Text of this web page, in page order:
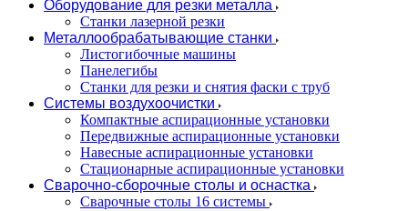
Оборудование для резки металла
Станки лазерной резки
Металлообрабатывающие станки
Листогибочные машины
Панелегибы
Станки для резки и снятия фаски с труб
Системы воздухоочистки
Компактные аспирационные установки
Передвижные аспирационные установки
Навесные аспирационные установки
Стационарные аспирационные установки
Сварочно-сборочные столы и оснастка
Сварочные столы 16 системы